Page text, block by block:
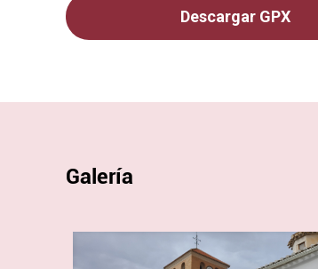
Descargar GPX
Galería